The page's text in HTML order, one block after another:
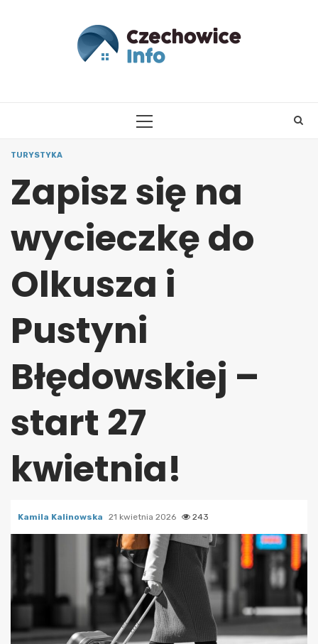
PRIMARY
TURYSTYKA
Zapisz się na
wycieczkę do
Olkusza i
Pustyni
Błędowskiej –
start 27
kwietnia!
Kamila Kalinowska 21 kwietnia 2026 243